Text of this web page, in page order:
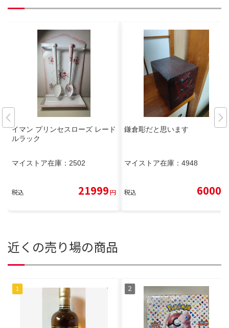
イマン プリンセスローズ レード
ルラック
マイストア在庫： 2502
税込 21999円
鎌倉彫だと思います
マイストア在庫： 4948
税込 6000
近くの売り場の商品